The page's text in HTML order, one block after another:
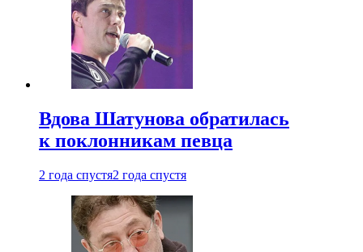
Вдова Шатунова обратилась
к поклонникам певца
2 года спустя2 года спустя